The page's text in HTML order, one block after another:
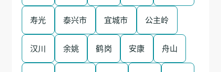
寿光 泰兴市 宜城市 公主岭
汉川 余姚 鹤岗 安康 舟山